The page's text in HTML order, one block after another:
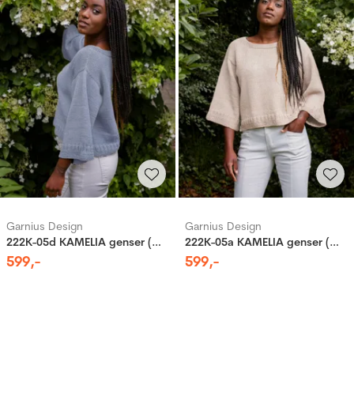
Garnius Design
222K-05d KAMELIA genser (Merinor)
599,-
Garnius Design
222K-05a KAMELIA genser (Merinor)
599,-